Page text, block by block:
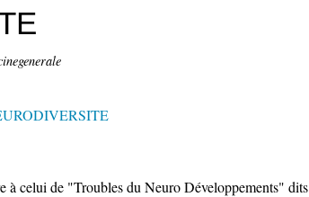
à celui de "Troubles du Neuro Développements" dits